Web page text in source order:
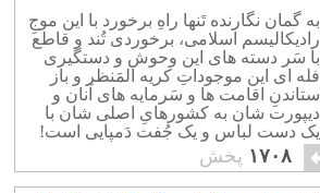
به گمان نگارنده تَنها راهِ برخورد با این موجِ
رادیکالیسم اسلامی، برخوردی تُند و قاطع
با سَر دسته های این وحوش و دستگیری
فله ای این موجوداتِ کریه المَنظر و باز
ستاندنِ اقامت ها و سَرمایه های آنان و
دیپورت شان به کشورهایِ اصلی شان با
یک دست لباس و یک جُفت دَمپایی است!
۱۷۰۸ پخش